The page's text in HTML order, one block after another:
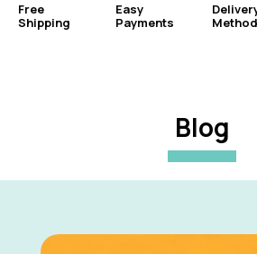
Free
Shipping
Easy
Payments
Blog